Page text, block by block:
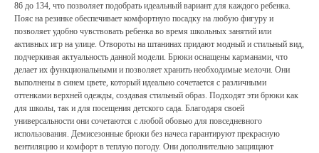
86 до 134, что позволяет подобрать идеальный вариант для каждого ребенка.
Пояс на резинке обеспечивает комфортную посадку на любую фигуру и
позволяет удобно чувствовать ребенка во время школьных занятий или
активных игр на улице. Отвороты на штанинах придают модный и стильный вид,
подчеркивая актуальность данной модели. Брюки оснащены карманами, что
делает их функциональными и позволяет хранить необходимые мелочи. Они
выполнены в синем цвете, который идеально сочетается с различными
оттенками верхней одежды, создавая стильный образ. Подходят эти брюки как
для школы, так и для посещения детского сада. Благодаря своей
универсальности они сочетаются с любой обовью для повседневного
использования. Демисезонные брюки без начеса гарантируют прекрасную
вентиляцию и комфорт в теплую погоду. Они дополнительно защищают